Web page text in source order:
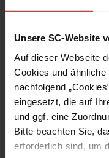
Unsere SC-Website
Auf dieser Webseite
Cookies und
nachfolgend
eingesetzt, die auf
und ggf. eine
Bitte beachten Sie,
erforderlich sind, um
Isabel Betz
Foto: Marco
Aufstellung KRC
(71. Sadick), Kayembe
Heymans, Karetsas,
(81., Mirisola)